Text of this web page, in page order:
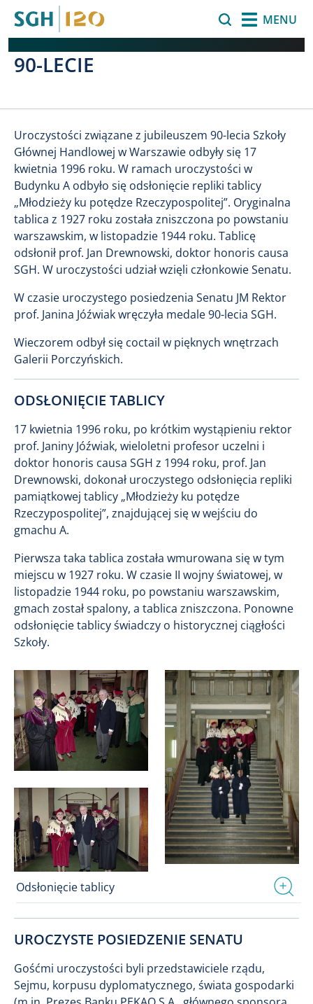
MENU
90-LECIE
Uroczystości związane z jubileuszem 90-lecia Szkoły
Głównej Handlowej w Warszawie odbyły się 17
kwietnia 1996 roku. W ramach uroczystości w
Budynku A odbyło się odsłonięcie repliki tablicy
„Młodzieży ku potędze Rzeczypospolitej”. Oryginalna
tablica z 1927 roku została zniszczona po powstaniu
warszawskim, w listopadzie 1944 roku. Tablicę
odsłonił prof. Jan Drewnowski, doktor honoris causa
SGH. W uroczystości udział wzięli członkowie Senatu.
W czasie uroczystego posiedzenia Senatu JM Rektor
prof. Janina Jóźwiak wręczyła medale 90-lecia SGH.
Wieczorem odbył się coctail w pięknych wnętrzach
Galerii Porczyńskich.
ODSŁONIĘCIE TABLICY
17 kwietnia 1996 roku, po krótkim wystąpieniu rektor
prof. Janiny Jóźwiak, wieloletni profesor uczelni i
doktor honoris causa SGH z 1994 roku, prof. Jan
Drewnowski, dokonał uroczystego odsłonięcia repliki
pamiątkowej tablicy „Młodzieży ku potędze
Rzeczypospolitej”, znajdującej się w wejściu do
gmachu A.
Pierwsza taka tablica została wmurowana się w tym
miejscu w 1927 roku. W czasie II wojny światowej, w
listopadzie 1944 roku, po powstaniu warszawskim,
gmach został spalony, a tablica zniszczona. Ponowne
odsłonięcie tablicy świadczy o historycznej ciągłości
Szkoły.
Odsłonięcie tablicy
UROCZYSTE POSIEDZENIE SENATU
Gośćmi uroczystości byli przedstawiciele rządu,
Sejmu, korpusu dyplomatycznego, świata gospodarki